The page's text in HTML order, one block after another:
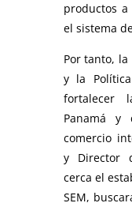
productos
el sistema
Por tanto,
y la
fortalecer
Panamá y
comercio
y Director
cerca el
SEM,